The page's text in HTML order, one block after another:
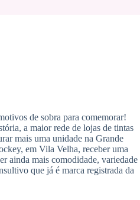
de sobra para comemorar!
a maior rede de lojas de tintas
mais uma unidade na Grande
em Vila Velha, receber uma
ainda mais comodidade, variedade
que já é marca registrada da